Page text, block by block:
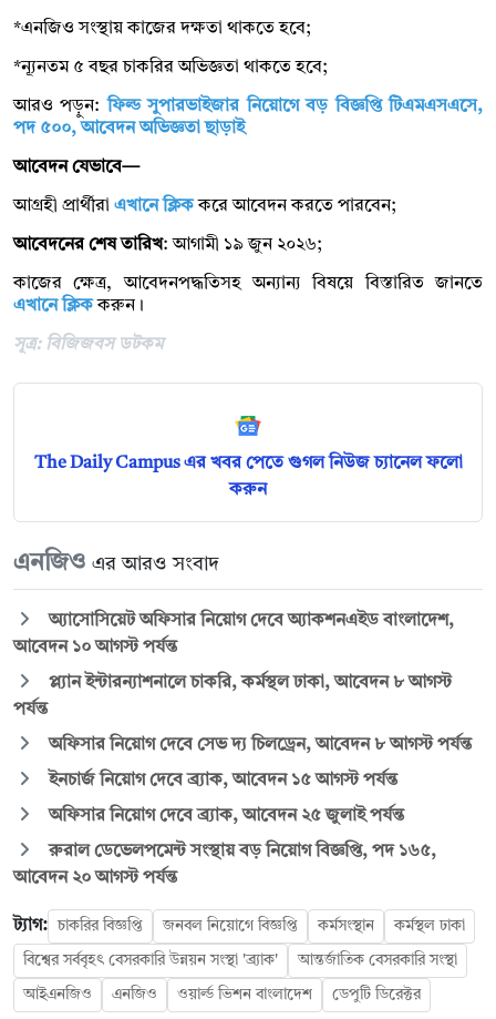
*এনজিও সংস্থায় কাজের দক্ষতা থাকতে হবে;
*ন্যূনতম ৫ বছর চাকরির অভিজ্ঞতা থাকতে হবে;
আরও পড়ুন:ফিল্ড সুপারভাইজার নিয়োগে বড় বিজ্ঞপ্তি টিএমএসএসে,
পদ ৫০০, আবেদন অভিজ্ঞতা ছাড়াই
আবেদন যেভাবে—
আগ্রহী প্রার্থীরা এখানে ক্লিককরে আবেদন করতে পারবেন;
আবেদনের শেষ তারিখ: আগামী ১৯ জুন ২০২৬;
কাজের ক্ষেত্র, আবেদনপদ্ধতিসহ অন্যান্য বিষয়ে বিস্তারিত জানতে
এখানে ক্লিককরুন।
সূত্র: বিজিজবস ডটকম
The Daily Campus এর খবর পেতে গুগল নিউজ চ্যানেল ফলো
করুন
এনজিও এর আরও সংবাদ
অ্যাসোসিয়েট অফিসার নিয়োগ দেবে অ্যাকশনএইড বাংলাদেশ,
আবেদন ১০ আগস্ট পর্যন্ত
প্ল্যান ইন্টারন্যাশনালে চাকরি, কর্মস্থল ঢাকা, আবেদন ৮ আগস্ট
পর্যন্ত
অফিসার নিয়োগ দেবে সেভ দ্য চিলড্রেন, আবেদন ৮ আগস্ট পর্যন্ত
ইনচার্জ নিয়োগ দেবে ব্র্যাক, আবেদন ১৫ আগস্ট পর্যন্ত
অফিসার নিয়োগ দেবে ব্র্যাক, আবেদন ২৫ জুলাই পর্যন্ত
রুরাল ডেভেলপমেন্ট সংস্থায় বড় নিয়োগ বিজ্ঞপ্তি, পদ ১৬৫,
আবেদন ২০ আগস্ট পর্যন্ত
ট্যাগ: চাকরির বিজ্ঞপ্তি জনবল নিয়োগে বিজ্ঞপ্তি কর্মসংস্থান কর্মস্থল ঢাকা
বিশ্বের সর্ববৃহৎ বেসরকারি উন্নয়ন সংস্থা 'ব্র্যাক' আন্তর্জাতিক বেসরকারি সংস্থা
আইএনজিও এনজিও ওয়ার্ল্ড ভিশন বাংলাদেশ ডেপুটি ডিরেক্টর